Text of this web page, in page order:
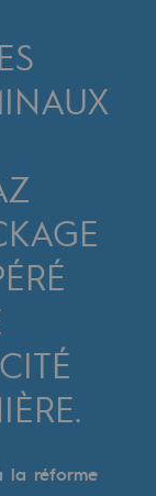
ouverte
et
la réforme